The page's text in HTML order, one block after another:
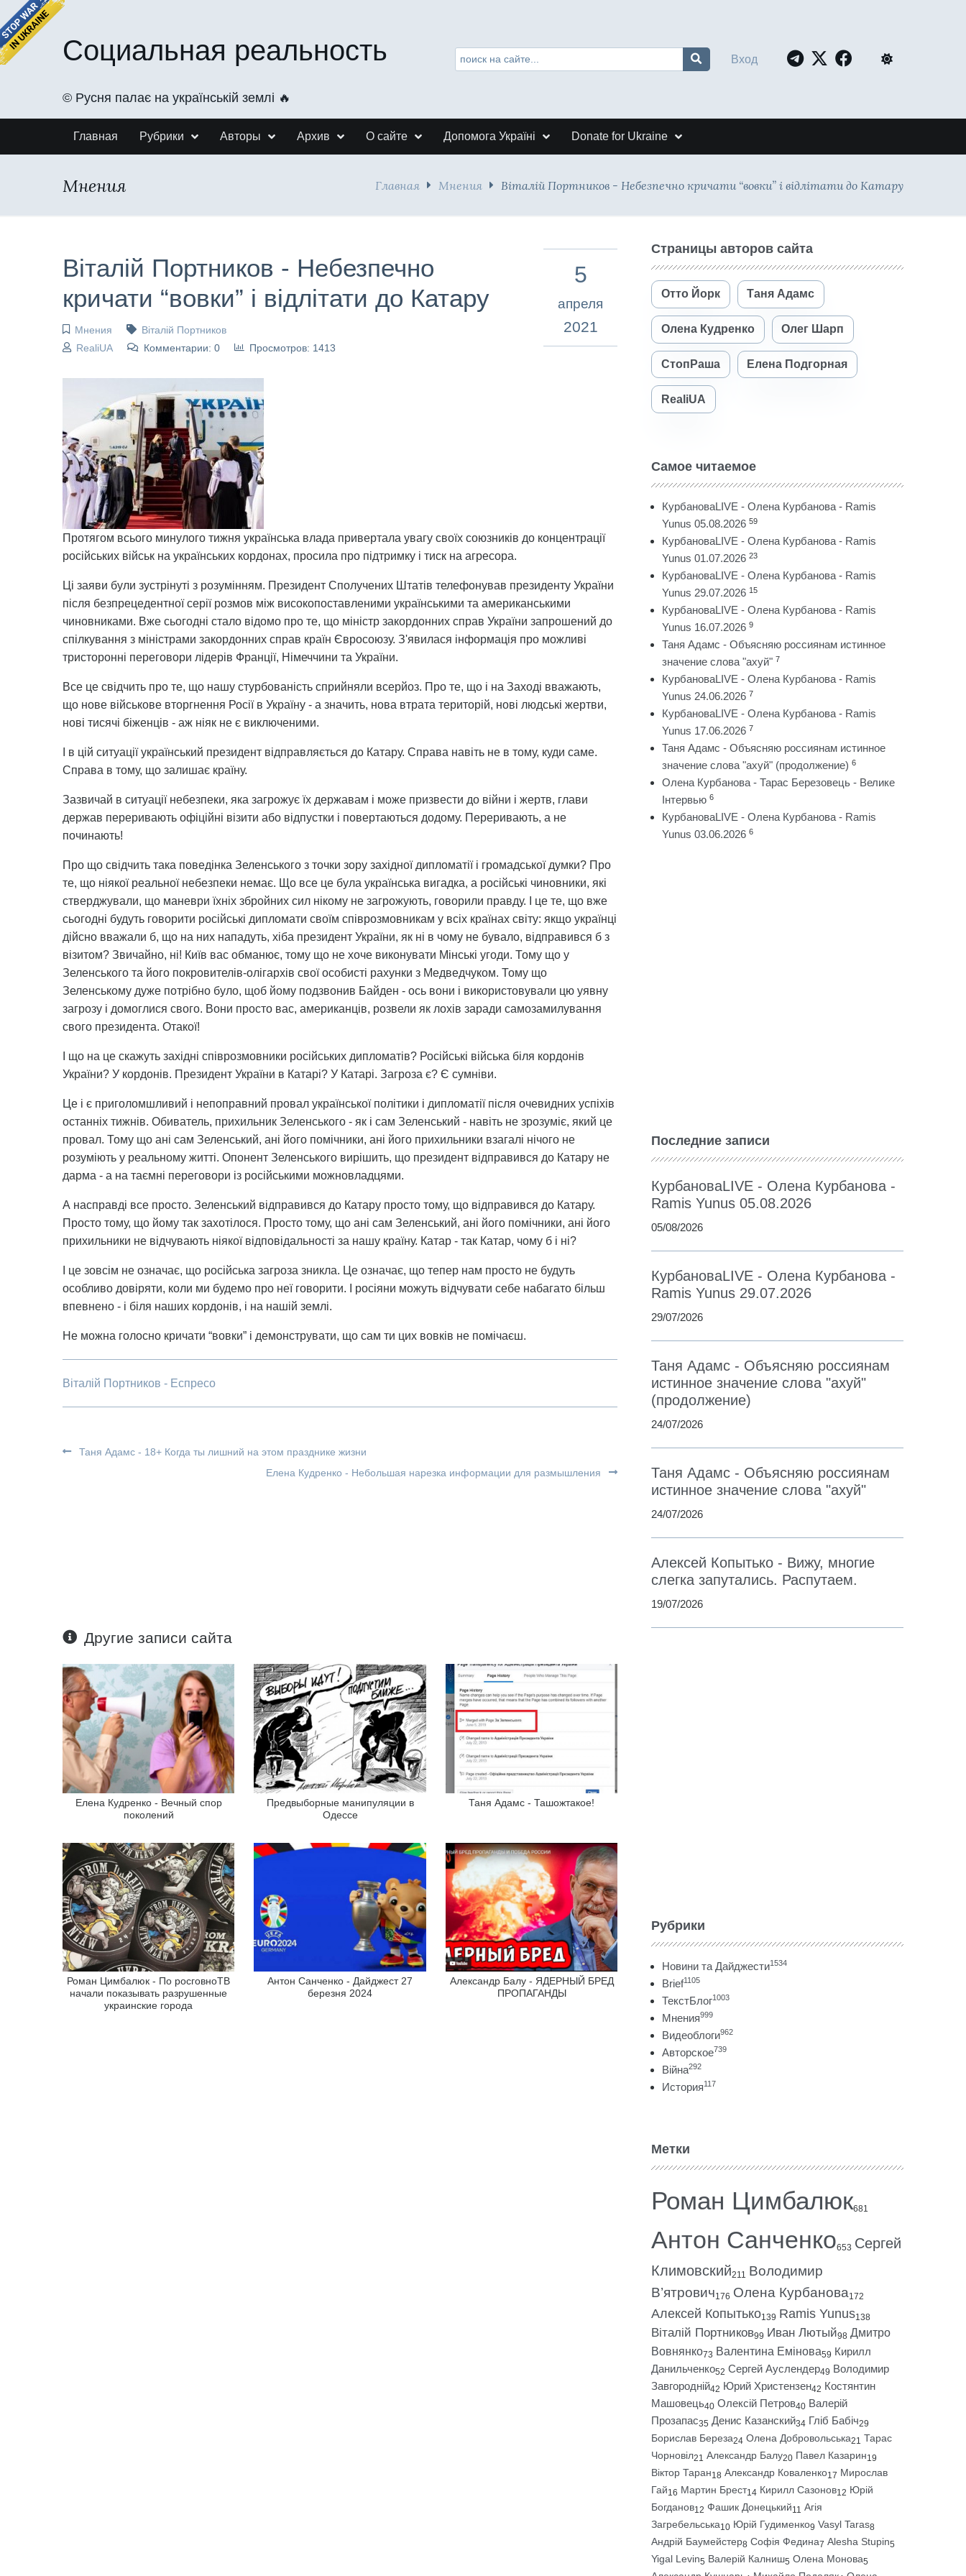
Социальная реальность
©️ Русня палає на українській землі 🔥
Вход
Главная Рубрики Авторы Архив О сайте Допомога Україні Donate for Ukraine
Мнения Главная Мнения Віталій Портников - Небезпечно кричати “вовки” і відлітати до Катару
Віталій Портников - Небезпечно
кричати “вовки” і відлітати до Катару
Мнения
Віталій Портников
RealiUA
Комментарии: 0 Просмотров: 1413
5
апреля
2021
Протягом всього минулого тижня українська влада привертала увагу своїх союзників до концентрації
російських військ на українських кордонах, просила про підтримку і тиск на агресора.
Ці заяви були зустрінуті з розумінням. Президент Сполучених Штатів телефонував президенту України
після безпрецедентної серії розмов між високопоставленими українськими та американськими
чиновниками. Вже сьогодні стало відомо про те, що міністр закордонних справ України запрошений до
спілкування з міністрами закордонних справ країн Євросоюзу. З'явилася інформація про можливі
тристоронні переговори лідерів Франції, Німеччини та України.
Все це свідчить про те, що нашу стурбованість сприйняли всерйоз. Про те, що і на Заході вважають,
що нове військове вторгнення Росії в Україну - а значить, нова втрата територій, нові людські жертви,
нові тисячі біженців - аж ніяк не є виключеними.
І в цій ситуації український президент відправляється до Катару. Справа навіть не в тому, куди саме.
Справа в тому, що залишає країну.
Зазвичай в ситуації небезпеки, яка загрожує їх державам і може призвести до війни і жертв, глави
держав переривають офіційні візити або відпустки і повертаються додому. Переривають, а не
починають!
Про що свідчить така поведінка Зеленського з точки зору західної дипломатії і громадської думки? Про
те, що ніякої реальної небезпеки немає. Що все це була українська вигадка, а російські чиновники, які
стверджували, що маневри їхніх збройних сил нікому не загрожують, говорили правду. І це те, що вже
сьогодні будуть говорити російські дипломати своїм співрозмовникам у всіх країнах світу: якщо українці
дійсно вважали б, що на них нападуть, хіба президент України, як ні в чому не бувало, відправився б з
візитом? Звичайно, ні! Київ вас обманює, тому що не хоче виконувати Мінські угоди. Тому що у
Зеленського та його покровителів-олігархів свої особисті рахунки з Медведчуком. Тому що
Зеленському дуже потрібно було, щоб йому подзвонив Байден - ось вони і використовували цю уявну
загрозу і домоглися свого. Вони просто вас, американців, розвели як лохів заради самозамилування
свого президента. Отакої!
І що на це скажуть західні співрозмовники російських дипломатів? Російські війська біля кордонів
України? У кордонів. Президент України в Катарі? У Катарі. Загроза є? Є сумніви.
Це і є приголомшливий і непоправний провал української політики і дипломатії після очевидних успіхів
останніх тижнів. Обиватель, прихильник Зеленського - як і сам Зеленський - навіть не зрозуміє, який це
провал. Тому що ані сам Зеленський, ані його помічники, ані його прихильники взагалі нічого не
розуміють у реальному житті. Опонент Зеленського вирішить, що президент відправився до Катару не
дарма - а на таємні переговори із російськими можновладцями.
А насправді все просто. Зеленський відправився до Катару просто тому, що відправився до Катару.
Просто тому, що йому так захотілося. Просто тому, що ані сам Зеленський, ані його помічники, ані його
прихильники не відчувають ніякої відповідальності за нашу країну. Катар - так Катар, чому б і ні?
І це зовсім не означає, що російська загроза зникла. Це означає, що тепер нам просто не будуть
особливо довіряти, коли ми будемо про неї говорити. І росіяни можуть відчувати себе набагато більш
впевнено - і біля наших кордонів, і на нашій землі.
Не можна голосно кричати “вовки” і демонструвати, що сам ти цих вовків не помічаєш.
Віталій Портников - Еспресо
Таня Адамс - 18+ Когда ты лишний на этом празднике жизни
Елена Кудренко - Небольшая нарезка информации для размышления
Другие записи сайта
Елена Кудренко - Вечный спор
поколений
Предвыборные манипуляции в
Одессе
Таня Адамс - Ташожтакое!
Роман Цимбалюк - По росговноТВ
начали показывать разрушенные
украинские города
Антон Санченко - Дайджест 27
березня 2024
Александр Балу - ЯДЕРНЫЙ БРЕД
ПРОПАГАНДЫ
Страницы авторов сайта
Отто Йорк Таня Адамс
Олена Кудренко Олег Шарп
СтопРаша Елена Подгорная
RealiUA
Самое читаемое
КурбановаLIVE - Олена Курбанова - Ramis
Yunus 05.08.2026 59
КурбановаLIVE - Олена Курбанова - Ramis
Yunus 01.07.2026 23
КурбановаLIVE - Олена Курбанова - Ramis
Yunus 29.07.2026 15
КурбановаLIVE - Олена Курбанова - Ramis
Yunus 16.07.2026 9
Таня Адамс - Объясняю россиянам истинное
значение слова "ахуй" 7
КурбановаLIVE - Олена Курбанова - Ramis
Yunus 24.06.2026 7
КурбановаLIVE - Олена Курбанова - Ramis
Yunus 17.06.2026 7
Таня Адамс - Объясняю россиянам истинное
значение слова "ахуй" (продолжение) 6
Олена Курбанова - Тарас Березовець - Велике
Інтервью 6
КурбановаLIVE - Олена Курбанова - Ramis
Yunus 03.06.2026 6
Последние записи
КурбановаLIVE - Олена Курбанова -
Ramis Yunus 05.08.2026
05/08/2026
КурбановаLIVE - Олена Курбанова -
Ramis Yunus 29.07.2026
29/07/2026
Таня Адамс - Объясняю россиянам
истинное значение слова "ахуй"
(продолжение)
24/07/2026
Таня Адамс - Объясняю россиянам
истинное значение слова "ахуй"
24/07/2026
Алексей Копытько - Вижу, многие
слегка запутались. Распутаем.
19/07/2026
Рубрики
Новини та Дайджести1534
Brief1105
ТекстБлог1003
Мнения999
Видеоблоги962
Авторское739
Війна292
История117
Метки
Роман Цимбалюк681
Антон Санченко653 Сергей
Климовский211 Володимир
В’ятрович176 Олена Курбанова172
Алексей Копытько139 Ramis Yunus138
Віталій Портников99 Иван Лютый98 Дмитро
Вовнянко73 Валентина Емінова59 Кирилл
Данильченко52 Сергей Ауслендер49 Володимир
Завгородній42 Юрий Христензен42 Костянтин
Машовець40 Олексій Петров40 Валерій
Прозапас35 Денис Казанский34 Гліб Бабіч29
Борислав Береза24 Олена Добровольська21 Тарас
Чорновіл21 Александр Балу20 Павел Казарин19
Віктор Таран18 Александр Коваленко17 Мирослав
Гай16 Мартин Брест14 Кирилл Сазонов12 Юрій
Богданов12 Фашик Донецький11 Агія
Загребельська10 Юрій Гудименко9 Vasyl Taras8
Андрій Баумейстер8 Софія Федина7 Alesha Stupin5
Yigal Levin5 Валерій Калниш5 Олена Монова5